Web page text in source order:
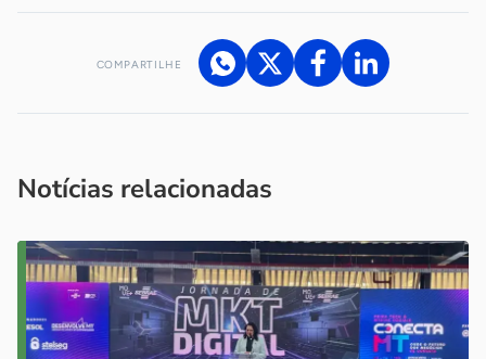
COMPARTILHE
Notícias relacionadas